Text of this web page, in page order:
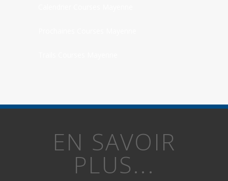
EN SAVOIR
PLUS...